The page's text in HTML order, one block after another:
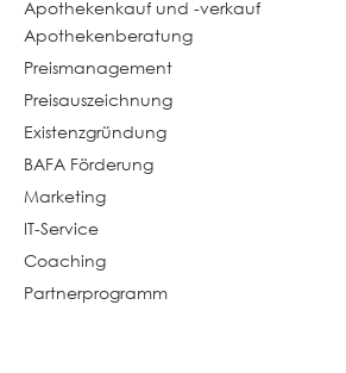
Apothekenkauf und -verkauf
Apothekenberatung
Preismanagement
Preisauszeichnung
Existenzgründung
BAFA Förderung
Marketing
IT-Service
Coaching
Partnerprogramm